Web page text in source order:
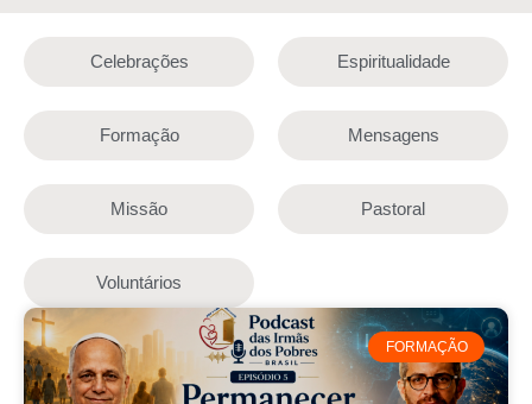
Celebrações Espiritualidade
Formação Mensagens
Missão Pastoral
Voluntários
FORMAÇÃO